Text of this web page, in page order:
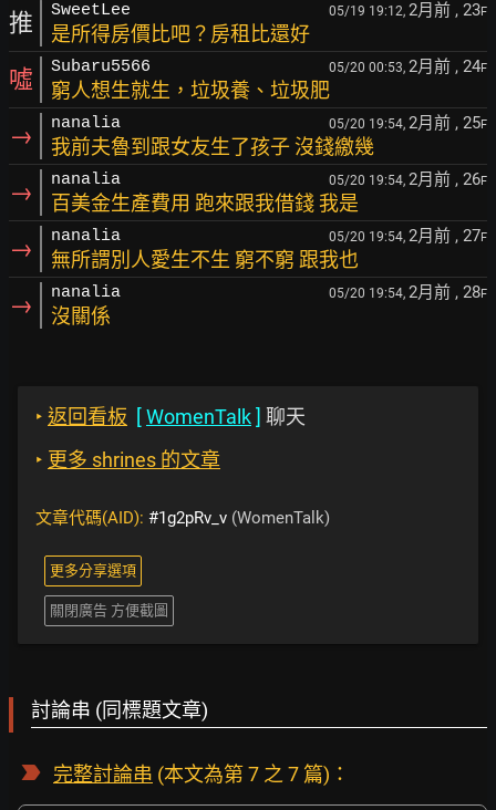
推 SweetLee 05/19 19:12, 2月前 , 23F
是所得房價比吧？房租比還好
噓 Subaru5566 05/20 00:53, 2月前 , 24F
窮人想生就生，垃圾養、垃圾肥
→ nanalia 05/20 19:54, 2月前 , 25F
我前夫魯到跟女友生了孩子 沒錢繳幾
→ nanalia 05/20 19:54, 2月前 , 26F
百美金生產費用 跑來跟我借錢 我是
→ nanalia 05/20 19:54, 2月前 , 27F
無所謂別人愛生不生 窮不窮 跟我也
→ nanalia 05/20 19:54, 2月前 , 28F
沒關係
‣ 返回看板 [WomenTalk] 聊天
‣ 更多 shrines 的文章
文章代碼(AID): #1g2pRv_v (WomenTalk)
更多分享選項
關閉廣告 方便截圖
討論串 (同標題文章)
完整討論串 (本文為第 7 之 7 篇)：